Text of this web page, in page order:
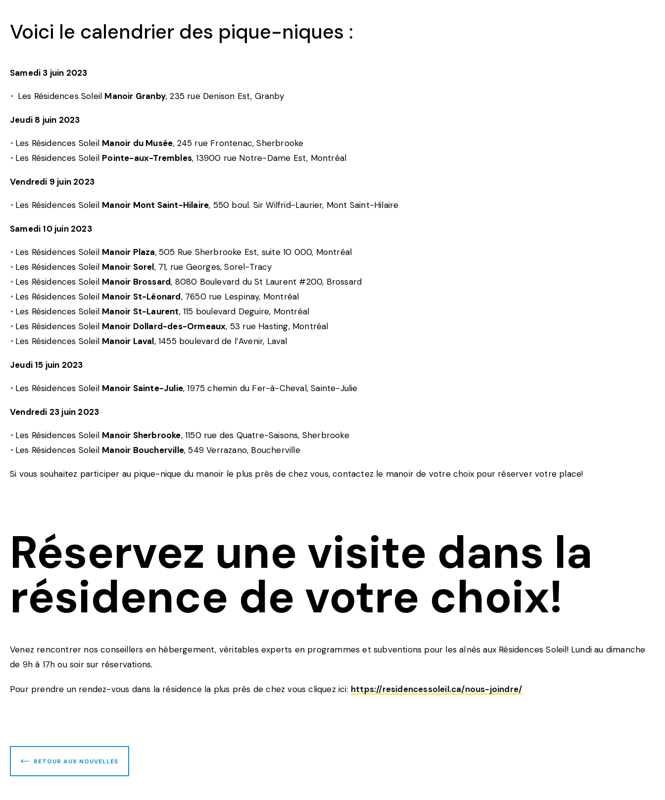
Voici le calendrier des pique-niques :
Samedi 3 juin 2023
Les Résidences Soleil Manoir Granby, 235 rue Denison Est, Granby
Jeudi 8 juin 2023
Les Résidences Soleil Manoir du Musée, 245 rue Frontenac, Sherbrooke
Les Résidences Soleil Pointe-aux-Trembles, 13900 rue Notre-Dame Est, Montréal
Vendredi 9 juin 2023
Les Résidences Soleil Manoir Mont Saint-Hilaire, 550 boul. Sir Wilfrid-Laurier, Mont Saint-Hilaire
Samedi 10 juin 2023
Les Résidences Soleil Manoir Plaza,505 Rue Sherbrooke Est, suite 10 000, Montréal
Les Résidences Soleil Manoir Sorel, 71, rue Georges, Sorel-Tracy
Les Résidences Soleil Manoir Brossard, 8080 Boulevard du St Laurent #200, Brossard
Les Résidences Soleil Manoir St-Léonard, 7650 rue Lespinay, Montréal
Les Résidences Soleil Manoir St-Laurent, 115 boulevard Deguire, Montréal
Les Résidences Soleil Manoir Dollard-des-Ormeaux, 53 rue Hasting, Montréal
Les Résidences Soleil Manoir Laval, 1455 boulevard de l’Avenir, Laval
Jeudi 15 juin 2023
Les Résidences Soleil Manoir Sainte-Julie, 1975 chemin du Fer-à-Cheval, Sainte-Julie
Vendredi 23 juin 2023
Les Résidences Soleil Manoir Sherbrooke, 1150 rue des Quatre-Saisons, Sherbrooke
Les Résidences Soleil Manoir Boucherville, 549 Verrazano, Boucherville
Si vous souhaitez participer au pique-nique du manoir le plus près de chez vous, contactez le manoir de votre choix pour réserver votre place!
Réservez une visite dans la
résidence de votre choix!
Venez rencontrer nos conseillers en hébergement, véritables experts en programmes et subventions pour les aînés aux Résidences Soleil! Lundi au dimanche
de 9h à 17h ou soir sur réservations.
Pour prendre un rendez-vous dans la résidence la plus près de chez vous cliquez ici: https://residencessoleil.ca/nous-joindre/
RETOUR AUX NOUVELLES